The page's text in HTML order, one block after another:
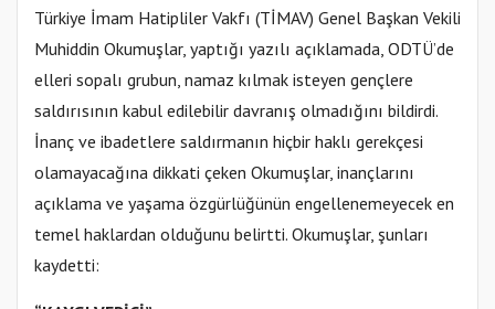
Türkiye İmam Hatipliler Vakfı (TİMAV) Genel Başkan Vekili
Muhiddin Okumuşlar, yaptığı yazılı açıklamada, ODTÜ’de
elleri sopalı grubun, namaz kılmak isteyen gençlere
saldırısının kabul edilebilir davranış olmadığını bildirdi.
İnanç ve ibadetlere saldırmanın hiçbir haklı gerekçesi
olamayacağına dikkati çeken Okumuşlar, inançlarını
açıklama ve yaşama özgürlüğünün engellenemeyecek en
temel haklardan olduğunu belirtti. Okumuşlar, şunları
kaydetti: